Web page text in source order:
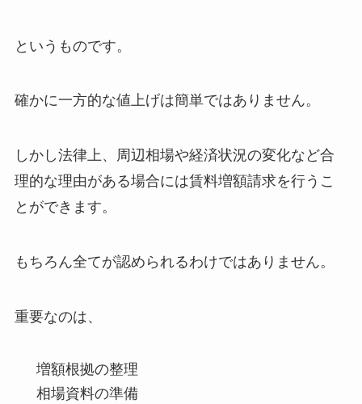
というものです。
確かに一方的な値上げは簡単ではありません。
しかし法律上、周辺相場や経済状況の変化など合
理的な理由がある場合には賃料増額請求を行うこ
とができます。
もちろん全てが認められるわけではありません。
重要なのは、
増額根拠の整理
相場資料の準備